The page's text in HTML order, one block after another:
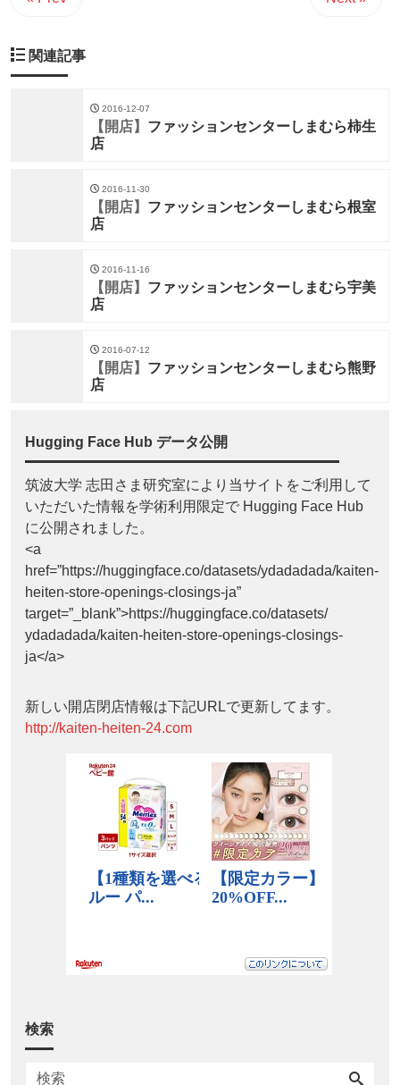
関連記事
2016-12-07
【開店】 ファッションセンターしまむら柿生
店
2016-11-30
【開店】 ファッションセンターしまむら根室
店
2016-11-16
【開店】 ファッションセンターしまむら宇美
店
2016-07-12
【開店】 ファッションセンターしまむら熊野
店
Hugging Face Hub データ公開
筑波大学 志田さま研究室により当サイトをご利用して
いただいた情報を学術利用限定で Hugging Face Hub
に公開されました。
<a
href=”https://huggingface.co/datasets/ydadadada/kaiten-
heiten-store-openings-closings-ja”
target=”_blank”>https://huggingface.co/datasets/
ydadadada/kaiten-heiten-store-openings-closings-
ja</a>
新しい開店閉店情報は下記URLで更新してます。
http://kaiten-heiten-24.com
検索